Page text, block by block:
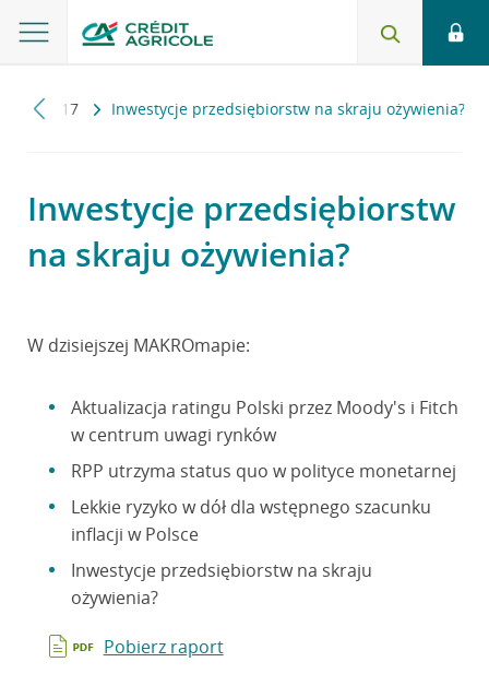
2017 Inwestycje przedsiębiorstw na skraju ożywienia?
Inwestycje przedsiębiorstw
na skraju ożywienia?
W dzisiejszej MAKROmapie:
Aktualizacja ratingu Polski przez Moody's i Fitch
w centrum uwagi rynków
RPP utrzyma status quo w polityce monetarnej
Lekkie ryzyko w dół dla wstępnego szacunku
inflacji w Polsce
Inwestycje przedsiębiorstw na skraju
ożywienia?
Pobierz raport